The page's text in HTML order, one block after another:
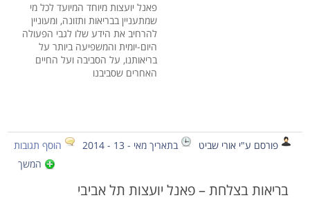
פאנל יועצות מיוחד המיועד לכל מי
שמתעניין בבריאות ותזונה, ומעוניין
להרחיב את הידע שלו לגבי הפעולה
היום-יומית והמשפיעה ביותר על
בריאותנו, על הסביבה ועל החיים
האחרים שסביבנו
פורסם ע"י אורי שביט בתאריך מאי - 13 - 2014
הוסף תגובות
המשך
בריאות בצלחת – פאנל יועצות תל אביבי